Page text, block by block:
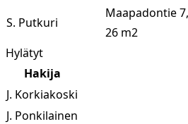
S. Putkuri
Maapadontie 7,
26 m2
Hylätyt
Hakija
J. Korkiakoski
J. Ponkilainen